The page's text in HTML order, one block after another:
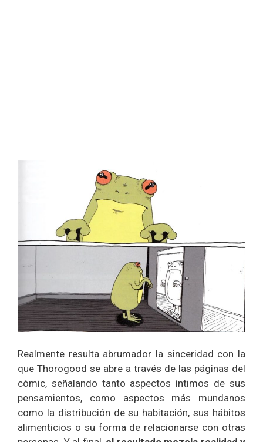
Realmente resulta abrumador la sinceridad con la
que Thorogood se abre a través de las páginas del
cómic, señalando tanto aspectos íntimos de sus
pensamientos, como aspectos más mundanos
como la distribución de su habitación, sus hábitos
alimenticios o su forma de relacionarse con otras